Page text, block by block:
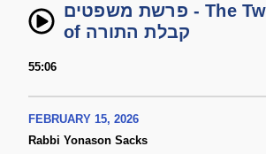
פרשת משפטים - The Two Parshios
of קבלת התורה
55:06
FEBRUARY 15, 2026
Rabbi Yonason Sacks